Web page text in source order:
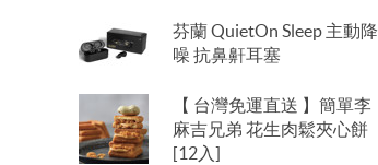
芬蘭 QuietOn Sleep 主動降
噪 抗鼻鼾耳塞
【 台灣免運直送 】簡單李
麻吉兄弟 花生肉鬆夾心餅
[12入]